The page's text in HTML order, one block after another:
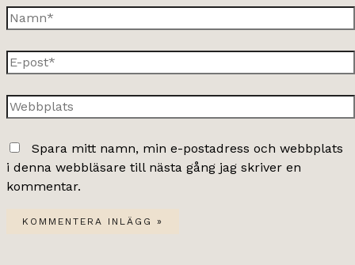
Namn*
E-
post*
Webbplats
Spara mitt namn, min e-postadress och webbplats
i denna webbläsare till nästa gång jag skriver en
kommentar.